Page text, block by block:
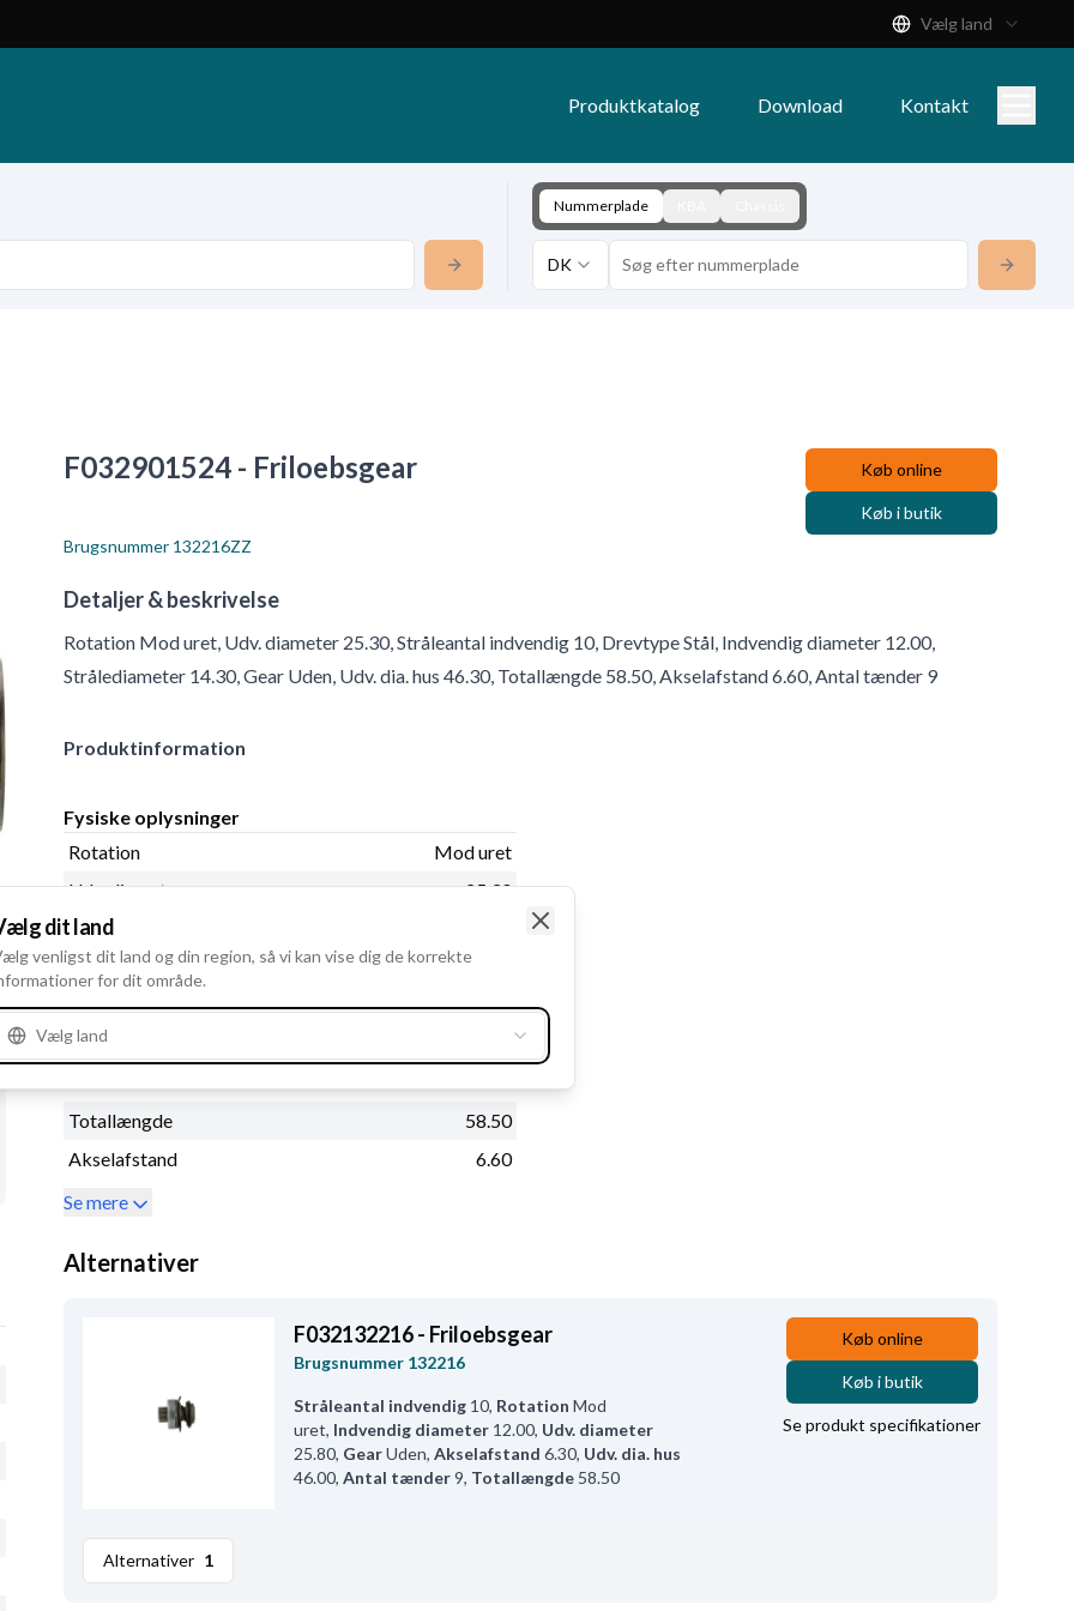
Vælg land
Produktkatalog Download Kontakt
Nummerplade
DK
F032901524 - Friloebsgear Køb online
Køb i butik
Brugsnummer 132216ZZ
Detaljer & beskrivelse
Rotation Mod uret, Udv. diameter 25.30, Stråleantal indvendig 10, Drevtype Stål, Indvendig diameter 12.00,
Strålediameter 14.30, Gear Uden, Udv. dia. hus 46.30, Totallængde 58.50, Akselafstand 6.60, Antal tænder 9
Produktinformation
Fysiske oplysninger
Rotation
Mod uret
Udv. diameter
25.30
Stråleantal indvendig
Drevtype
Indvendig diameter
12.00
Strålediameter
Totallængde
58.50
Akselafstand
6.60
Se mere
Alternativer
F032132216 - Friloebsgear
Brugsnummer 132216
Stråleantal indvendig 10, Rotation Mod
uret, Indvendig diameter 12.00, Udv. diameter
25.80, GearUden,Akselafstand 6.30, Udv. dia. hus
46.00,Antal tænder9, Totallængde 58.50
Køb online
Køb i butik
Se produkt specifikationer
Alternativer 1
dit land
venligst dit land og din region, så vi kan vise dig de korrekte
for dit område.
Vælg land